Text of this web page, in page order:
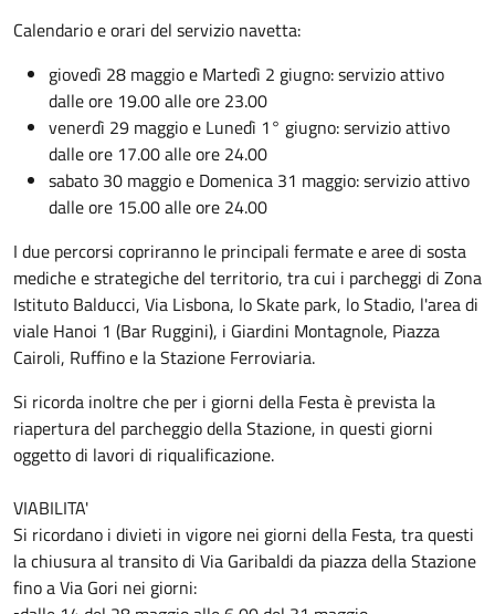
Calendario e orari del servizio navetta:
giovedì 28 maggio e Martedì 2 giugno: servizio attivo
dalle ore 19.00 alle ore 23.00
venerdì 29 maggio e Lunedì 1° giugno: servizio attivo
dalle ore 17.00 alle ore 24.00
sabato 30 maggio e Domenica 31 maggio: servizio attivo
dalle ore 15.00 alle ore 24.00
I due percorsi copriranno le principali fermate e aree di sosta
mediche e strategiche del territorio, tra cui i parcheggi di Zona
Istituto Balducci, Via Lisbona, lo Skate park, lo Stadio, l'area di
viale Hanoi 1 (Bar Ruggini), i Giardini Montagnole, Piazza
Cairoli, Ruffino e la Stazione Ferroviaria.
Si ricorda inoltre che per i giorni della Festa è prevista la
riapertura del parcheggio della Stazione, in questi giorni
oggetto di lavori di riqualificazione.
VIABILITA'
Si ricordano i divieti in vigore nei giorni della Festa, tra questi
la chiusura al transito di Via Garibaldi da piazza della Stazione
fino a Via Gori nei giorni: